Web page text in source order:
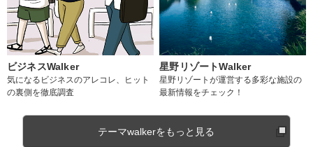
ビジネスWalker
気になるビジネスのアレコレ、ヒット
の裏側を徹底調査
星野リゾートWalker
星野リゾートが運営する多彩な施設の
最新情報をチェック！
テーマwalkerをもっと見る